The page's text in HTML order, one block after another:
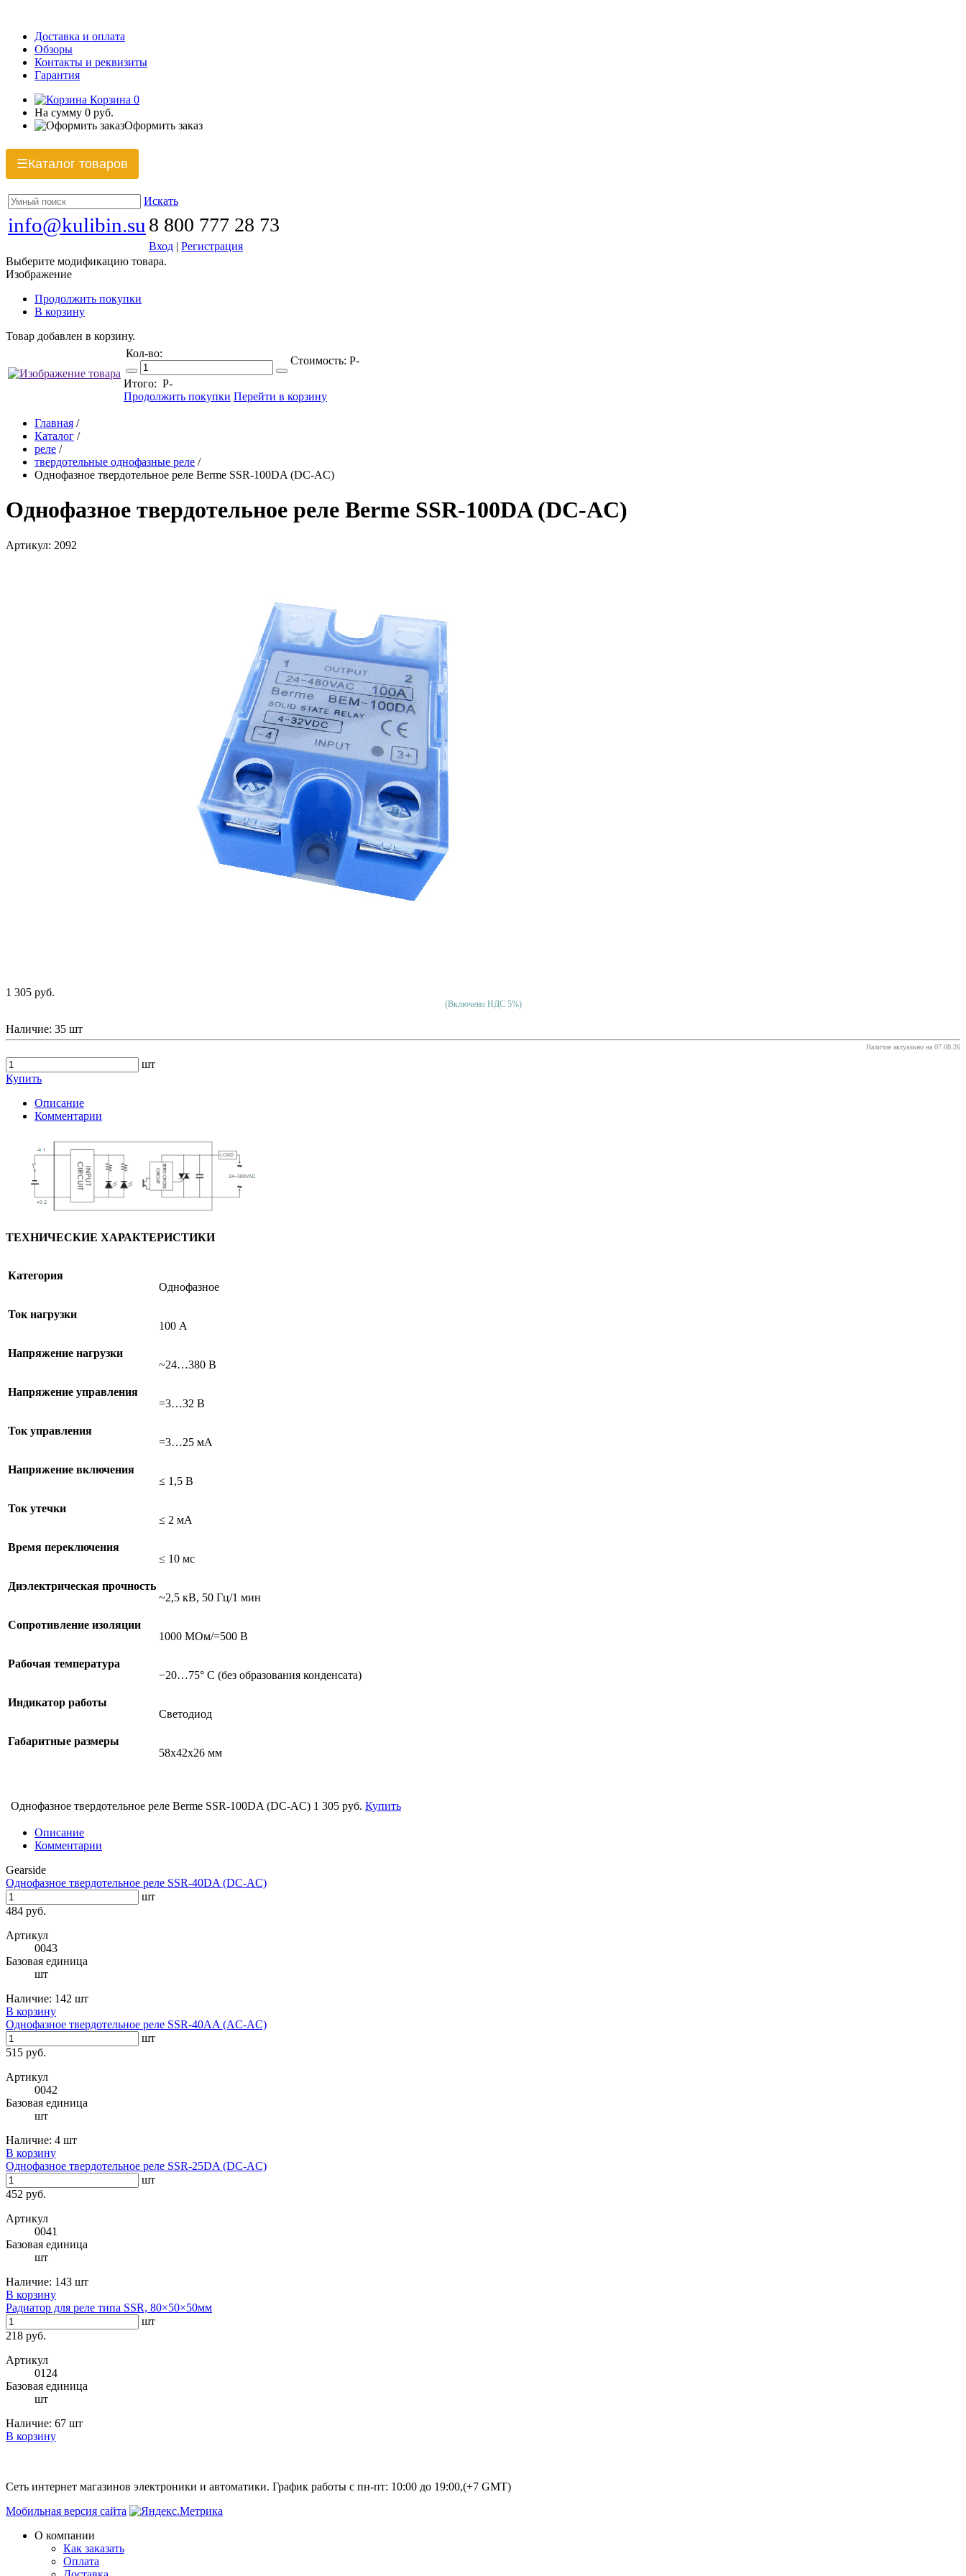
Доставка и оплата
Обзоры
Контакты и реквизиты
Гарантия
Корзина 0
На сумму 0 руб.
Оформить заказ
☰Каталог товаров
Искать
info@kulibin.su 8 800 777 28 73
Вход | Регистрация
Выберите модификацию товара.
Изображение
Продолжить покупки
В корзину
Товар добавлен в корзину.
Кол-во:
Стоимость: Р-
Итого: Р-
Продолжить покупки Перейти в корзину
Главная /
Каталог /
реле /
твердотельные однофазные реле /
Однофазное твердотельное реле Berme SSR-100DA (DC-AC)
Однофазное твердотельное реле Berme SSR-100DA (DC-AC)
Артикул: 2092
1 305 руб.
(Включено НДС 5%)
Наличие: 35 шт
Наличие актуально на 07.08.26
шт
Купить
Описание
Комментарии
ТЕХНИЧЕСКИЕ ХАРАКТЕРИСТИКИ
Категория
Однофазное
Ток нагрузки
100 А
Напряжение нагрузки
~24…380 В
Напряжение управления
=3…32 В
Ток управления
=3…25 мА
Напряжение включения
≤ 1,5 В
Ток утечки
≤ 2 мА
Время переключения
≤ 10 мс
Диэлектрическая прочность
~2,5 кВ, 50 Гц/1 мин
Сопротивление изоляции
1000 МОм/=500 В
Рабочая температура
−20…75° С (без образования конденсата)
Индикатор работы
Светодиод
Габаритные размеры
58х42х26 мм
Однофазное твердотельное реле Berme SSR-100DA (DC-AC) 1 305 руб. Купить
Описание
Комментарии
Gearside
Однофазное твердотельное реле SSR-40DA (DC-AC)
шт
484 руб.
Артикул
0043
Базовая единица
шт
Наличие: 142 шт
В корзину
Однофазное твердотельное реле SSR-40AA (AC-AC)
шт
515 руб.
Артикул
0042
Базовая единица
шт
Наличие: 4 шт
В корзину
Однофазное твердотельное реле SSR-25DA (DC-AC)
шт
452 руб.
Артикул
0041
Базовая единица
шт
Наличие: 143 шт
В корзину
Радиатор для реле типа SSR, 80×50×50мм
шт
218 руб.
Артикул
0124
Базовая единица
шт
Наличие: 67 шт
В корзину
Сеть интернет магазинов электроники и автоматики. График работы с пн-пт: 10:00 до 19:00,(+7 GMT)
Мобильная версия сайта
О компании
Как заказать
Оплата